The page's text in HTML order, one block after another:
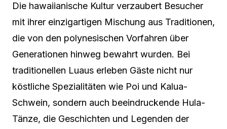
Die hawaiianische Kultur verzaubert Besucher
mit ihrer einzigartigen Mischung aus Traditionen,
die von den polynesischen Vorfahren über
Generationen hinweg bewahrt wurden. Bei
traditionellen Luaus erleben Gäste nicht nur
köstliche Spezialitäten wie Poi und Kalua-
Schwein, sondern auch beeindruckende Hula-
Tänze, die Geschichten und Legenden der